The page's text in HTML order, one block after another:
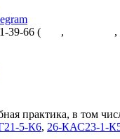
39-66 (
, ,
практика, в том
5-К6, 26-КАС23-1-